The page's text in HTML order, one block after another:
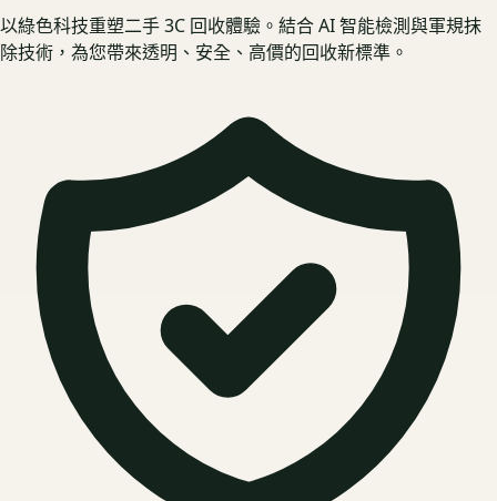
以綠色科技重塑二手 3C 回收體驗。結合 AI 智能檢測與軍規抹
除技術，為您帶來透明、安全、高價的回收新標準。